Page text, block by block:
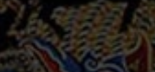
- Tri Agus Nugraha